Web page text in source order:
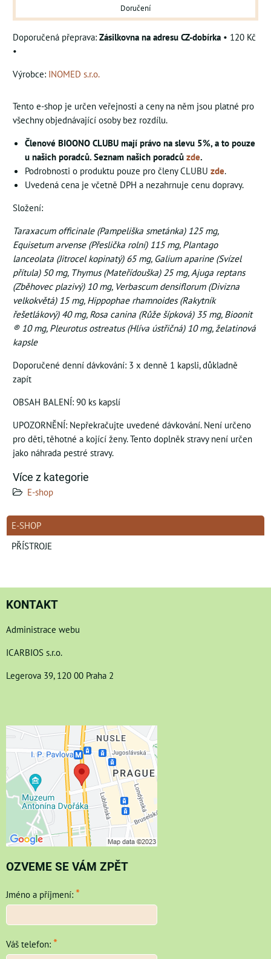
Doručení
Zásilkovna na adresu CZ-dobírka • 120 Kč
•
Výrobce: INOMED s.r.o.
Tento e-shop je určen veřejnosti a ceny na něm jsou platné pro
všechny objednávající osoby bez rozdílu.
Členové BIOONO CLUBU mají právo na slevu 5%, a to pouze
u našich poradců. Seznam našich poradců zde.
Podrobnosti o produktu pouze pro členy CLUBU zde.
Uvedená cena je včetně DPH a nezahrnuje cenu dopravy.
Složení:
Taraxacum officinale (Pampeliška smetánka) 125 mg,
Equisetum arvense (Přeslička rolní) 115 mg, Plantago
lanceolata (Jitrocel kopinatý) 65 mg, Galium aparine (Svízel
přítula) 50 mg, Thymus (Mateřídouška) 25 mg, Ajuga reptans
(Zběhovec plazivý) 10 mg, Verbascum densiflorum (Divizna
velkokvětá) 15 mg, Hippophae rhamnoides (Rakytník
řešetlákový) 40 mg, Rosa canina (Růže šípková) 35 mg, Bioonit
® 10 mg, Pleurotus ostreatus (Hlíva ústřičná) 10 mg, želatinová
kapsle
Doporučené denní dávkování: 3 x denně 1 kapsli, důkladně
zapít
OBSAH BALENÍ: 90 ks kapslí
UPOZORNĚNÍ: Nepřekračujte uvedené dávkování. Není určeno
pro děti, těhotné a kojící ženy. Tento doplněk stravy není určen
jako náhrada pestré stravy.
Více z kategorie
E-shop
E-SHOP
PŘÍSTROJE
KONTAKT
Administrace webu
ICARBIOS s.r.o.
Legerova 39, 120 00 Praha 2
OZVEME SE VÁM ZPĚT
Jméno a příjmení: *
Váš telefon: *